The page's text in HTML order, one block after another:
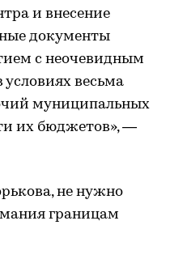
и внесение
документы
с неочевидным
весьма
муниципальных
их бюджетов», —
не нужно
границам